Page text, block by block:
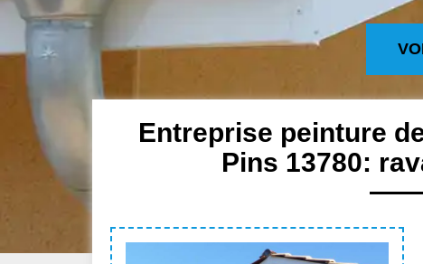
Entreprise peinture
Pins 13780: